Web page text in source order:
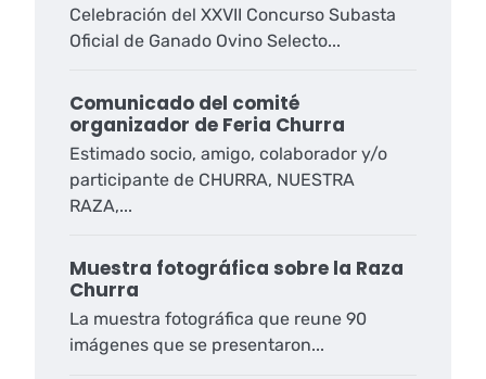
Celebración del XXVII Concurso Subasta
Oficial de Ganado Ovino Selecto...
Comunicado del comité
organizador de Feria Churra
Estimado socio, amigo, colaborador y/o
participante de CHURRA, NUESTRA
RAZA,...
Muestra fotográfica sobre la Raza
Churra
La muestra fotográfica que reune 90
imágenes que se presentaron...